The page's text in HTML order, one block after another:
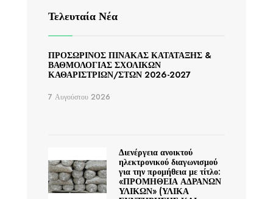
Τελευταία Νέα
ΠΡΟΣΩΡΙΝΟΣ ΠΙΝΑΚΑΣ ΚΑΤΑΤΑΞΗΣ &
ΒΑΘΜΟΛΟΓΙΑΣ ΣΧΟΛΙΚΩΝ
ΚΑΘΑΡΙΣΤΡΙΩΝ/ΣΤΩΝ 2026-2027
7 Αυγούστου 2026
Διενέργεια ανοικτού
ηλεκτρονικού διαγωνισμού
για την προμήθεια με τίτλο:
«ΠΡΟΜΗΘΕΙΑ ΑΔΡΑΝΩΝ
ΥΛΙΚΩΝ» (ΥΛΙΚΑ